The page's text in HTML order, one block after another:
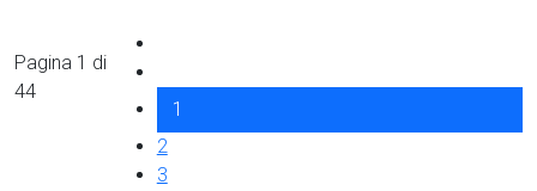
Pagina 1 di
44
1
2
3